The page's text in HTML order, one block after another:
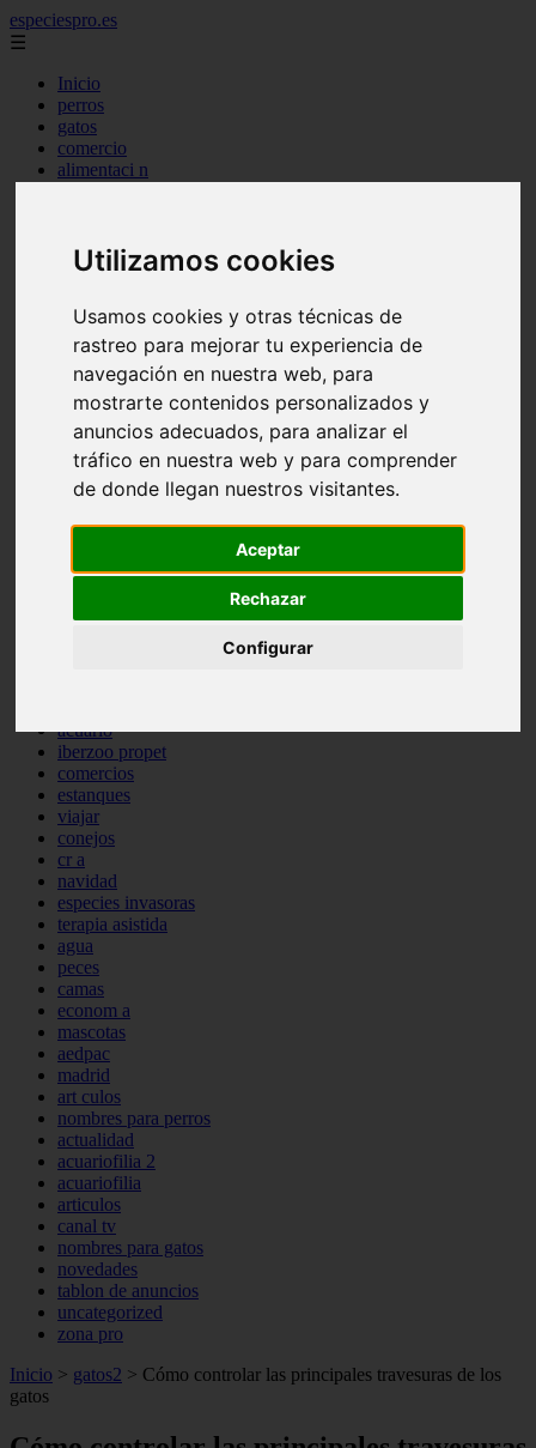
Utilizamos cookies
Usamos cookies y otras técnicas de
rastreo para mejorar tu experiencia de
navegación en nuestra web, para
mostrarte contenidos personalizados y
anuncios adecuados, para analizar el
tráfico en nuestra web y para comprender
de donde llegan nuestros visitantes.
Aceptar
Rechazar
Configurar
especiespro.es
☰
Inicio
perros
gatos
comercio
alimentaci n
tenencia responsable
ventas
aves
marketing
peque os mam feros
verano
legislaci n
peluquer a
accesorios
peluquer a canina
consejos
protagonistas
abandono
acuario
iberzoo propet
comercios
estanques
viajar
conejos
cr a
navidad
especies invasoras
terapia asistida
agua
peces
camas
econom a
mascotas
aedpac
madrid
art culos
nombres para perros
actualidad
acuariofilia 2
acuariofilia
articulos
canal tv
nombres para gatos
novedades
tablon de anuncios
uncategorized
zona pro
Inicio > gatos2 > Cómo controlar las principales travesuras de los
gatos